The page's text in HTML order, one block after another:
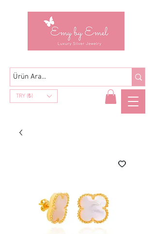
TRY (₺)